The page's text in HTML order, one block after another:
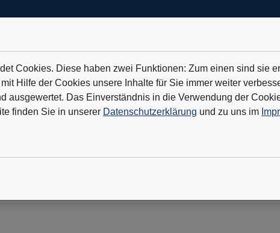
Daldrup & Söhne: Geothermie ist der Hoffnungsträger+++
Cookies. Diese haben zwei Funktionen: Zum einen sind sie
Hilfe der Cookies unsere Inhalte für Sie immer weiter
ausgewertet. Das Einverständnis in die Verwendung der
finden Sie in unserer Datenschutzerklärung und zu uns im